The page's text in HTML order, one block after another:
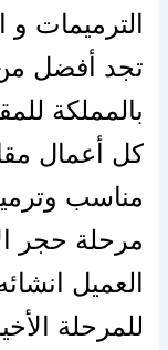
الترميمات
تجد أفضل من
بالمملكة
كل أعمال
مناسب
مرحلة حجر
العميل
للمرحلة